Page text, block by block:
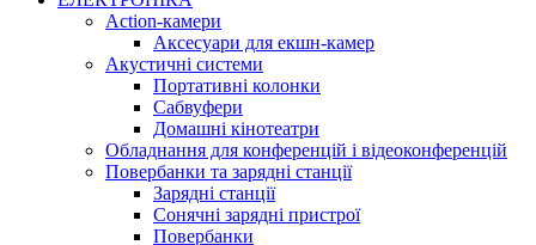
Action-камери
Аксесуари для екшн-камер
Акустичні системи
Портативні колонки
Сабвуфери
Домашні кінотеатри
Обладнання для конференцій і відеоконференцій
Повербанки та зарядні станції
Зарядні станції
Сонячні зарядні пристрої
Повербанки